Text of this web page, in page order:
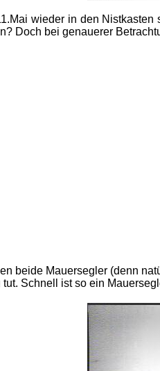
wieder in den
Doch bei genauerer
beide Mauersegler (denn
Schnell ist so ein